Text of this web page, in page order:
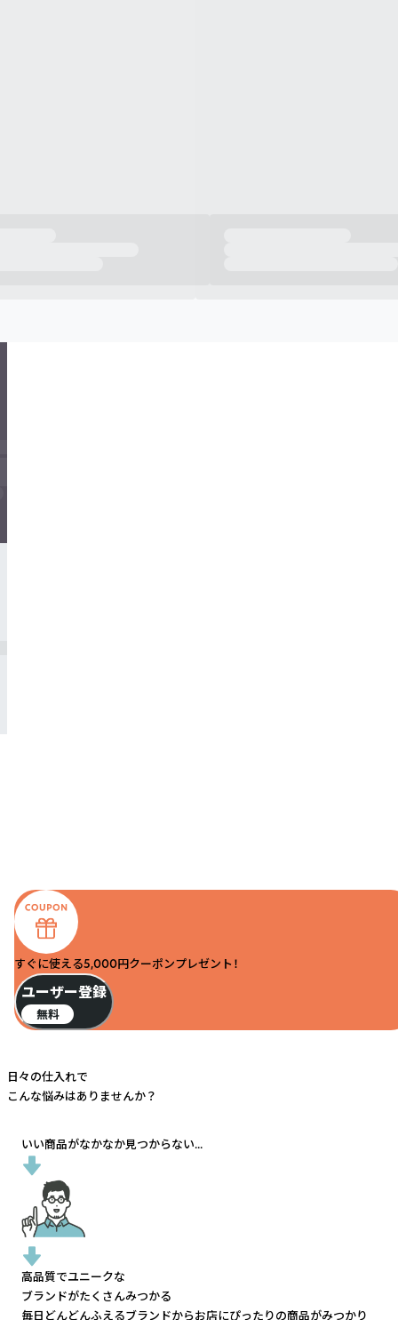
すぐに使える5,000円クーポンプレゼント！
ユーザー登録
無料
日々の仕入れで
こんな悩みはありませんか？
いい商品がなかなか見つからない...
高品質でユニークな
ブランドがたくさんみつかる
毎日どんどんふえるブランドからお店にぴったりの商品がみつかり